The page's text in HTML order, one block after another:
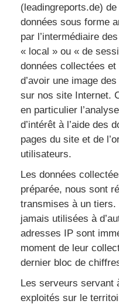
(leadingreports.de)
données sous forme
par l’intermédiaire
« local » ou « de
données collectées
d’avoir une image
sur nos site Internet.
en particulier
d’intérêt à l’aide des
pages du site et de
utilisateurs.
Les données
préparée, nous sont
transmises à un
jamais utilisées à
adresses IP sont
moment de leur
dernier bloc de
Les serveurs servant
exploités sur le